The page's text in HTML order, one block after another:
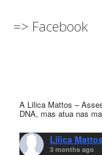
=> Facebook
A Lilica Mattos –
DNA, mas atua nas
Lilica
3 months ago